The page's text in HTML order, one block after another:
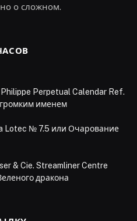
о сложном.
Perpetual Calendar Ref.
именем
Lotec № 7.5 или Очарование
& Cie. Streamliner Centre
дракона